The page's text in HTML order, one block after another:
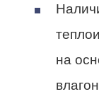
на